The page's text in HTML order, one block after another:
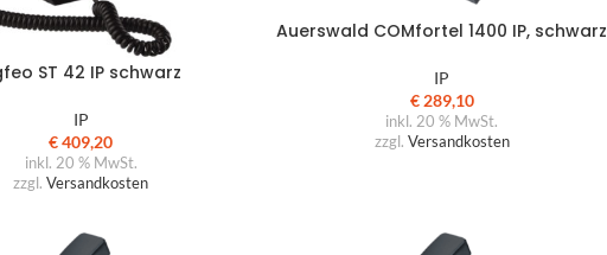
| Mooswall
ST 42 IP schwarz
IP
€409,20
inkl. 20 % MwSt.
zzgl.Versandkosten
Auerswald COMfortel 1400 IP, schwarz
IP
€289,10
inkl. 20 % MwSt.
zzgl. Versandkosten